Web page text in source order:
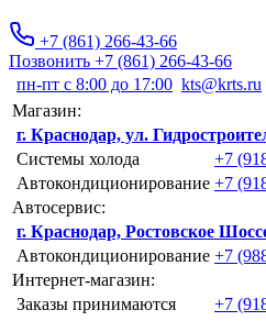
+7 (861) 266-43-66
Позвонить +7 (861) 266-43-66
пн-пт с 8:00 до 17:00 kts@krts.ru
Магазин:
г. Краснодар, ул.
Системы холода
+7
Автокондиционирование +7
Автосервис:
г. Краснодар, Ростовское
Автокондиционирование +7
Интернет-магазин:
Заказы принимаются
+7